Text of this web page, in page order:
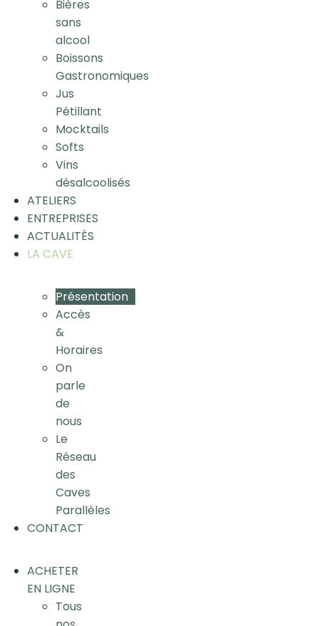
Bières
sans
alcool
Boissons
Gastronomiques
Jus
Pétillant
Mocktails
Softs
Vins
désalcoolisés
ATELIERS
ENTREPRISES
ACTUALITÉS
LA CAVE
Présentation
Accès
&
Horaires
On
parle
de
nous
Le
Réseau
des
Caves
Parallèles
CONTACT
ACHETER
EN LIGNE
Tous